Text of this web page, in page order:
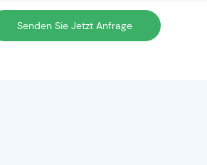
Senden Sie Jetzt Anfrage